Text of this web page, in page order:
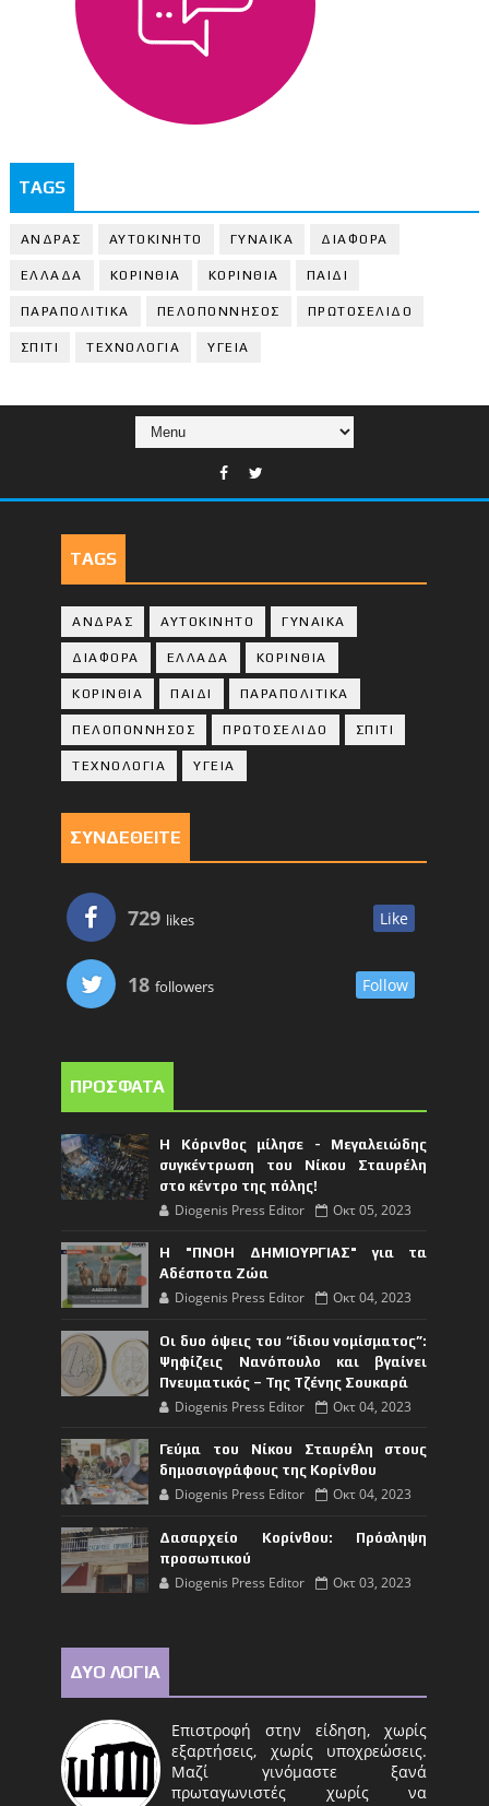
TAGS
ΑΝΔΡΑΣ ΑΥΤΟΚΙΝΗΤΟ ΓΥΝΑΙΚΑ ΔΙΑΦΟΡΑ
ΕΛΛΑΔΑ ΚΟΡΙΝΘΙΑ ΚΟΡΙΝΘΙA ΠΑΙΔΙ
ΠΑΡΑΠΟΛΙΤΙΚΑ ΠΕΛΟΠΟΝΝΗΣΟΣ ΠΡΩΤΟΣΕΛΙΔΟ
ΣΠΙΤΙ ΤΕΧΝΟΛΟΓΙΑ ΥΓΕΙΑ
TAGS
ΑΝΔΡΑΣ ΑΥΤΟΚΙΝΗΤΟ ΓΥΝΑΙΚΑ
ΔΙΑΦΟΡΑ ΕΛΛΑΔΑ ΚΟΡΙΝΘΙΑ
ΚΟΡΙΝΘΙA ΠΑΙΔΙ ΠΑΡΑΠΟΛΙΤΙΚΑ
ΠΕΛΟΠΟΝΝΗΣΟΣ ΠΡΩΤΟΣΕΛΙΔΟ ΣΠΙΤΙ
ΤΕΧΝΟΛΟΓΙΑ ΥΓΕΙΑ
ΣΥΝΔΕΘΕΙΤΕ
729 likes Like
18 followers Follow
ΠΡΟΣΦΑΤΑ
Η Κόρινθος μίλησε - Μεγαλειώδης
συγκέντρωση του Νίκου Σταυρέλη
στο κέντρο της πόλης!
Diogenis Press Editor Οκτ 05, 2023
Η "ΠΝΟΗ ΔΗΜΙΟΥΡΓΙΑΣ" για τα
Αδέσποτα Ζώα
Diogenis Press Editor Οκτ 04, 2023
Οι δυο όψεις του “ίδιου νομίσματος”:
Ψηφίζεις Νανόπουλο και βγαίνει
Πνευματικός – Της Τζένης Σουκαρά
Diogenis Press Editor Οκτ 04, 2023
Γεύμα του Νίκου Σταυρέλη στους
δημοσιογράφους της Κορίνθου
Diogenis Press Editor Οκτ 04, 2023
Δασαρχείο Κορίνθου: Πρόσληψη
προσωπικού
Diogenis Press Editor Οκτ 03, 2023
ΔΥΟ ΛΟΓΙΑ
Επιστροφή στην είδηση, χωρίς
εξαρτήσεις, χωρίς υποχρεώσεις.
Μαζί γινόμαστε ξανά
πρωταγωνιστές χωρίς να